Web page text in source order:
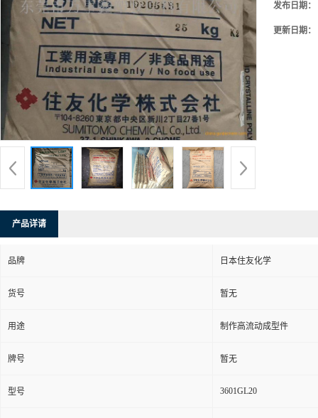
发布日期：
更新日期：
产品详请
品牌 日本住友化学
货号 暂无
用途 制作高流动成型件
牌号 暂无
型号 3601GL20